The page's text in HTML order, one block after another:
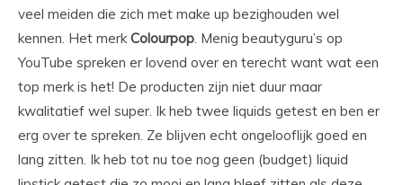
veel meiden die zich met make up bezighouden wel
kennen. Het merkColourpop. Menig beautyguru’s op
YouTube spreken er lovend over en terecht want wat een
top merk is het! De producten zijn niet duur maar
kwalitatief wel super. Ik heb twee liquids getest en ben er
erg over te spreken. Ze blijven echt ongelooflijk goed en
lang zitten. Ik heb tot nu toe nog geen (budget) liquid